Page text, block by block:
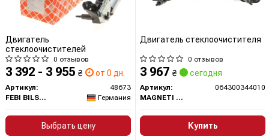
Двигатель
стеклоочистителей
0 отзывов
3 392 - 3 955 ₴ от 0 дн.
Артикул:
48673
FEBI BILSTEIN
Германия
Выбрать цену
Двигатель стеклоочистителя
0 отзывов
3 967 ₴ сегодня
Артикул:
064300344010
MAGNETI MARELLI
Купить